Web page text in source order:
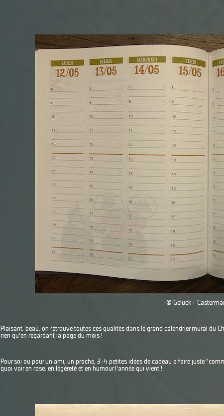
© Geluck -
Plaisant, beau, on retrouve toutes ces qualités dans le grand calendrier mural du
rien qu'en regardant la page du mois !
Pour soi ou pour un ami, un proche, 3-4 petites idées de cadeau à faire juste
quoi voir en rose, en légèreté et en humour l'année qui vient !